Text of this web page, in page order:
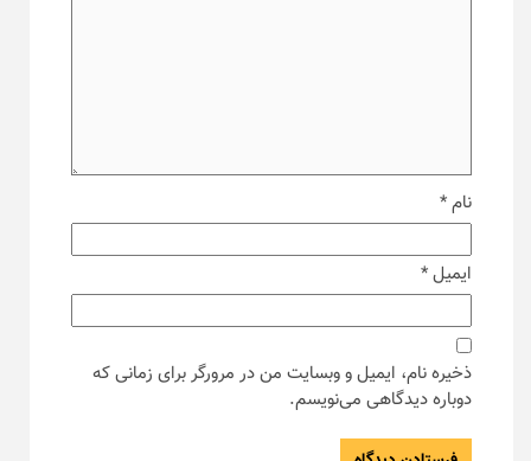
نام*
ایمیل*
ذخیره نام، ایمیل و وبسایت من در مرورگر برای زمانی که
دوباره دیدگاهی می‌نویسم.